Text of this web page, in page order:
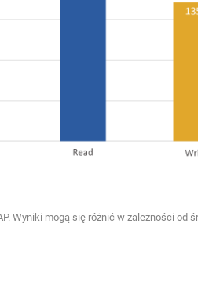
Wyniki mogą się różnić w zależności od